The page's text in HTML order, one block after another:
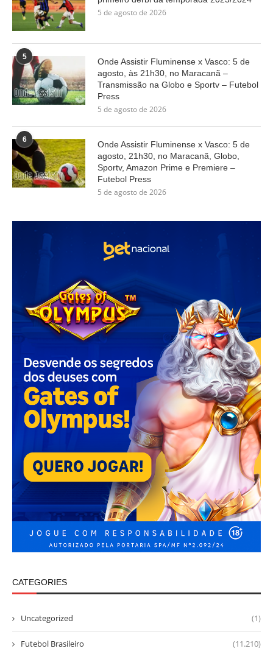
5 de agosto de 2026
5
Onde Assistir Fluminense x Vasco: 5 de
agosto, às 21h30, no Maracanã –
Transmissão na Globo e Sportv – Futebol
Press
5 de agosto de 2026
6
Onde Assistir Fluminense x Vasco: 5 de
agosto, 21h30, no Maracanã, Globo,
Sportv, Amazon Prime e Premiere –
Futebol Press
5 de agosto de 2026
CATEGORIES
Uncategorized (1)
Futebol Brasileiro (11.210)